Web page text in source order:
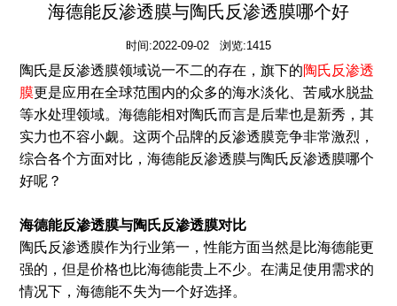
海德能反渗透膜与陶氏反渗透膜哪个好
时间:2022-09-02 浏览:1415
陶氏是反渗透膜领域说一不二的存在，旗下的陶氏反渗透
膜更是应用在全球范围内的众多的海水淡化、苦咸水脱盐
等水处理领域。海德能相对陶氏而言是后辈也是新秀，其
实力也不容小觑。这两个品牌的反渗透膜竞争非常激烈，
综合各个方面对比，海德能反渗透膜与陶氏反渗透膜哪个
好呢？
海德能反渗透膜与陶氏反渗透膜对比
陶氏反渗透膜作为行业第一，性能方面当然是比海德能更
强的，但是价格也比海德能贵上不少。在满足使用需求的
情况下，海德能不失为一个好选择。